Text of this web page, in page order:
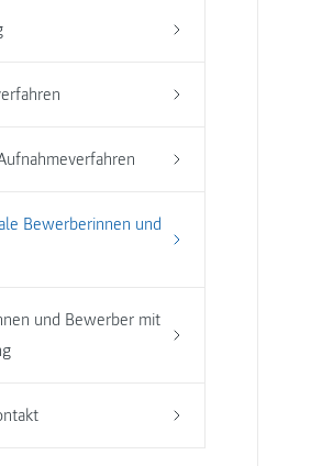
Bewerberinnen und
und Bewerber mit